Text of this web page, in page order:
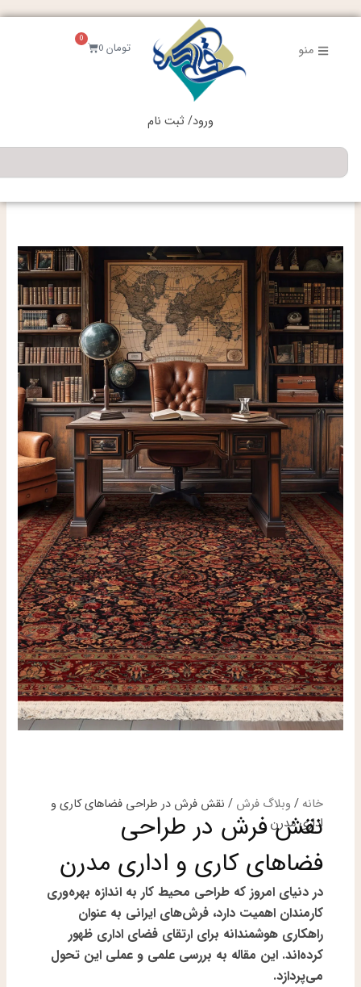
رفتن
منو تومان0
0
سبد
خرید
ورود/ ثبت نام
جستجو
خانه / وبلاگ فرش / نقش فرش در طراحی فضاهای کاری و
اداری مدرن
نقش فرش در طراحی
فضاهای کاری و اداری مدرن
در دنیای امروز که طراحی محیط کار به اندازه بهره‌وری
کارمندان اهمیت دارد، فرش‌های ایرانی به عنوان
راهکاری هوشمندانه برای ارتقای فضای اداری ظهور
کرده‌اند. این مقاله به بررسی علمی و عملی این تحول
می‌پردازد.